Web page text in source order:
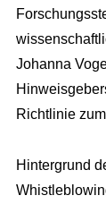
Johanna
Richtlinie
Hintergrund